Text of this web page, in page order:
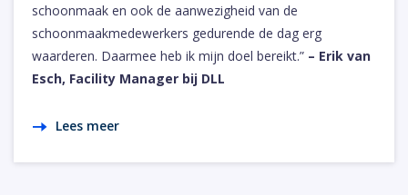
schoonmaak en ook de aanwezigheid van de
schoonmaakmedewerkers gedurende de dag erg
waarderen. Daarmee heb ik mijn doel bereikt.” – Erik van
Esch, Facility Manager bij DLL
Lees meer